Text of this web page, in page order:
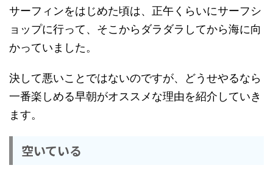
サーフィンをはじめた頃は、正午くらいにサーフシ
ョップに行って、そこからダラダラしてから海に向
かっていました。
決して悪いことではないのですが、どうせやるなら
一番楽しめる早朝がオススメな理由を紹介していき
ます。
空いている